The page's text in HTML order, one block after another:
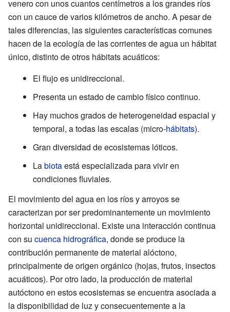
venero con unos cuantos centímetros a los grandes ríos
con un cauce de varios kilómetros de ancho. A pesar de
tales diferencias, las siguientes características comunes
hacen de la ecología de las corrientes de agua un hábitat
único, distinto de otros hábitats acuáticos:
El flujo es unidireccional.
Presenta un estado de cambio físico continuo.
Hay muchos grados de heterogeneidad espacial y
temporal, a todas las escalas (micro-hábitats).
Gran diversidad de ecosistemas lóticos.
Labiotaestá especializada para vivir en
condiciones fluviales.
El movimiento del agua en los ríos y arroyos se
caracterizan por ser predominantemente un movimiento
horizontal unidireccional. Existe una interacción continua
con su cuenca hidrográfica, donde se produce la
contribución permanente de material alóctono,
principalmente de origen orgánico (hojas, frutos, insectos
acuáticos). Por otro lado, la producción de material
autóctono en estos ecosistemas se encuentra asociada a
la disponibilidad de luz y consecuentemente a la